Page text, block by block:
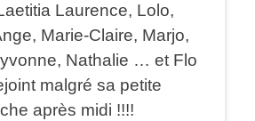
Laurence, Lolo,
Marie-Claire, Marjo,
Nathalie … et Flo
malgré sa petite
après midi !!!!